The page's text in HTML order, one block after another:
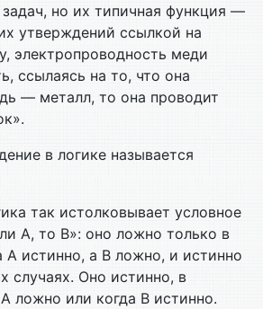
но их типичная функция —
утверждений ссылкой на
электропроводность меди
ссылаясь на то, что она
— металл, то она проводит
в логике называется
так истолковывает условное
А, то В»: оно ложно только в
А истинно, а В ложно, и истинно
случаях. Оно истинно, в
ложно или когда В истинно.